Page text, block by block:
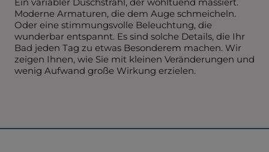
Moderne Armaturen, die dem Auge schmeicheln.
Oder eine stimmungsvolle Beleuchtung, die
wunderbar entspannt. Es sind solche Details, die Ihr
Bad jeden Tag zu etwas Besonderem machen. Wir
zeigen Ihnen, wie Sie mit kleinen Veränderungen und
wenig Aufwand große Wirkung erzielen.